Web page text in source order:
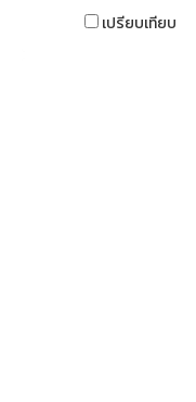
เศรษฐกิจหมุนเวียน เศรษฐ
เปรียบเทียบ